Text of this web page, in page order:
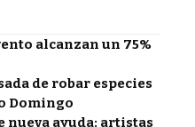
alcanzan un 75%
de robar especies
Domingo
nueva ayuda: artistas